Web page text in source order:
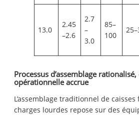
13.0
2.45
–2.6
2.7
–
3.0
85–
100
Processus d’assemblage
opérationnelle accrue
L’assemblage traditionnel de
charges lourdes repose sur des